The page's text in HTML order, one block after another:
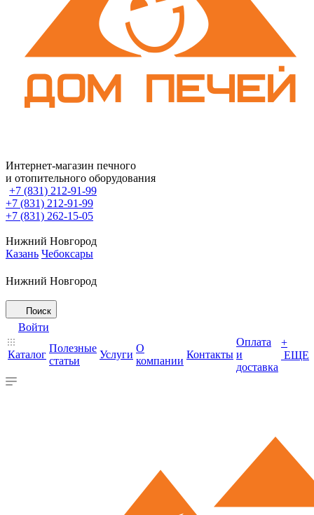
Интернет-магазин печного
и отопительного оборудования
+7 (831) 212-91-99
+7 (831) 212-91-99
+7 (831) 262-15-05
Нижний Новгород
Казань Чебоксары
Нижний Новгород
Поиск
Войти
Каталог
Полезные
статьи
Услуги
О
компании
Контакты
Оплата
и
доставка
+
ЕЩЕ